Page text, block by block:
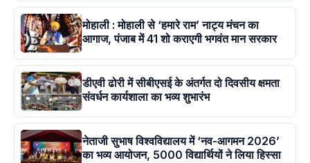
मोहाली : मोहाली से ‘हमारे राम’ नाट्य मंचन का
आगाज, पंजाब में 41 शो कराएगी भगवंत मान सरकार
डीएवी ढोरी में सीबीएसई के अंतर्गत दो दिवसीय क्षमता
संवर्धन कार्यशाला का भव्य शुभारंभ
नेताजी सुभाष विश्वविद्यालय में ‘नव-आगमन 2026’
का भव्य आयोजन, 5000 विद्यार्थियों ने लिया हिस्सा